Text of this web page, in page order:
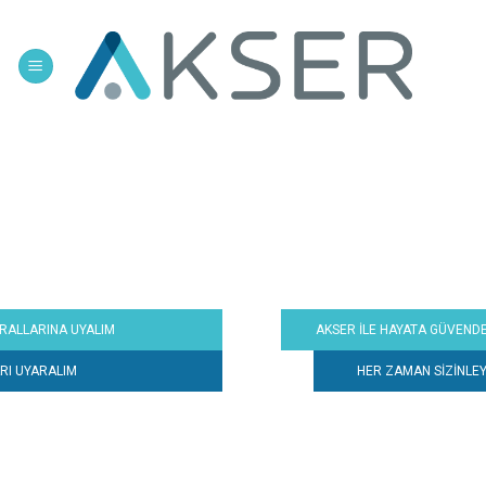
content
UYALIM AKSER İLE HAYATA GÜVENDE
HER ZAMAN SİZİNLEYİZ...